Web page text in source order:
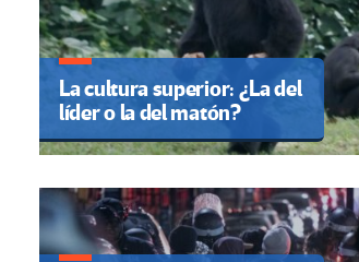
La cultura superior: ¿La del
líder o la del matón?